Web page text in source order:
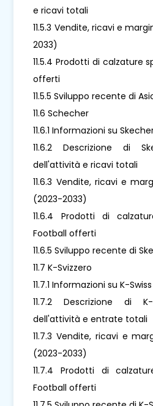
e ricavi totali
11.5.3 Vendite, ricavi e
2033)
11.5.4 Prodotti di calzature
offerti
11.5.5 Sviluppo recente di
11.6 Schecher
11.6.1 Informazioni su
11.6.2 Descrizione di
dell'attività e ricavi totali
11.6.3 Vendite, ricavi e
(2023-2033)
11.6.4 Prodotti di
Football offerti
11.6.5 Sviluppo recente di
11.7 K-Svizzero
11.7.1 Informazioni su K-
11.7.2 Descrizione di
dell'attività e entrate totali
11.7.3 Vendite, ricavi e
(2023-2033)
11.7.4 Prodotti di
Football offerti